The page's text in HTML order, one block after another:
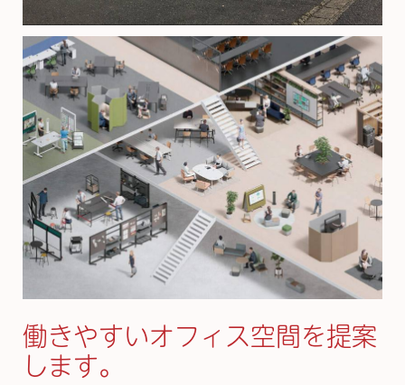
働きやすいオフィス空間を提案
します。